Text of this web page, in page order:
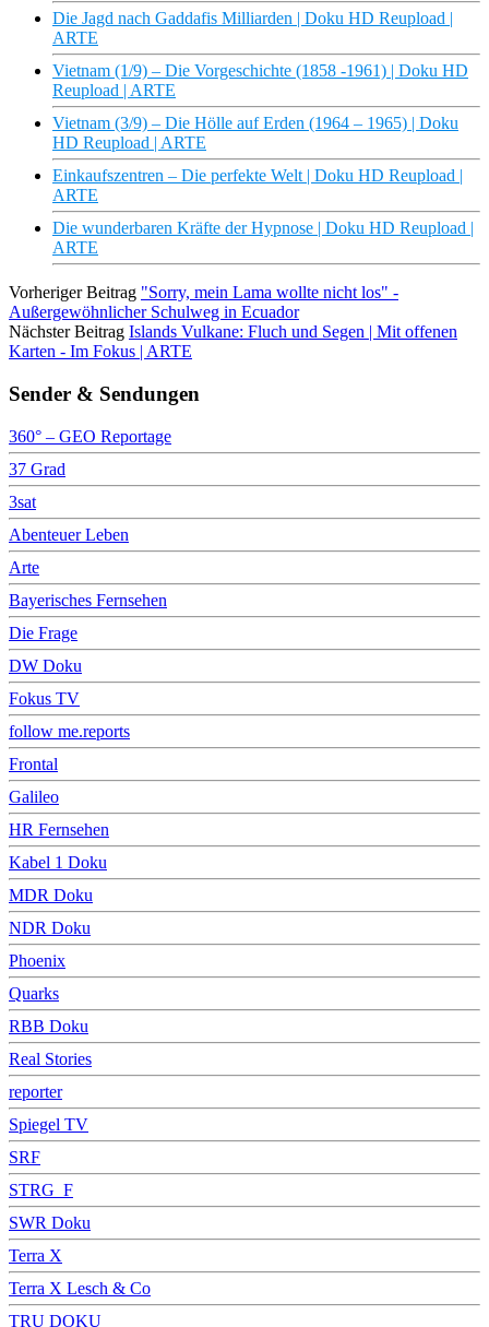
Die Jagd nach Gaddafis Milliarden | Doku HD Reupload |
ARTE
Vietnam (1/9) – Die Vorgeschichte (1858 -1961) | Doku HD
Reupload | ARTE
Vietnam (3/9) – Die Hölle auf Erden (1964 – 1965) | Doku
HD Reupload | ARTE
Einkaufszentren – Die perfekte Welt | Doku HD Reupload |
ARTE
Die wunderbaren Kräfte der Hypnose | Doku HD Reupload |
ARTE
Vorheriger Beitrag "Sorry, mein Lama wollte nicht los" -
Außergewöhnlicher Schulweg in Ecuador
Nächster Beitrag Islands Vulkane: Fluch und Segen | Mit offenen
Karten - Im Fokus | ARTE
Sender & Sendungen
360° – GEO Reportage
37 Grad
3sat
Abenteuer Leben
Arte
Bayerisches Fernsehen
Die Frage
DW Doku
Fokus TV
follow me.reports
Frontal
Galileo
HR Fernsehen
Kabel 1 Doku
MDR Doku
NDR Doku
Phoenix
Quarks
RBB Doku
Real Stories
reporter
Spiegel TV
SRF
STRG_F
SWR Doku
Terra X
Terra X Lesch & Co
TRU DOKU